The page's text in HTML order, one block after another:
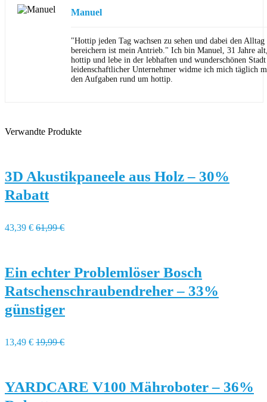
Manuel
"Hottip jeden Tag wachsen zu sehen und dabei den
bereichern ist mein Antrieb." Ich bin Manuel, 31 Jahre
hottip und lebe in der lebhaften und wunderschönen
leidenschaftlicher Unternehmer widme ich mich täglich
den Aufgaben rund um hottip.
Verwandte Produkte
3D Akustikpaneele aus Holz – 30%
Rabatt
43,39 € 61,99 €
Ein echter Problemlöser Bosch
Ratschenschraubendreher – 33%
günstiger
13,49 € 19,99 €
YARDCARE V100 Mähroboter – 36%